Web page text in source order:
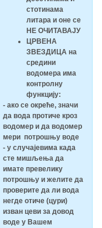
стотинама
литара и оне се
НЕ ОЧИТАВАЈУ
ЦРВЕНА
ЗВЕЗДИЦА на
средини
водомера има
контролну
функцију:
- ако се окреће, значи
да вода протиче кроз
водомер и да водомер
мери потрошњу воде
- у случајевима када
сте мишљења да
имате превелику
потрошњу и желите да
проверите да ли вода
негде отиче (цури)
изван цеви за довод
воде у Вашем